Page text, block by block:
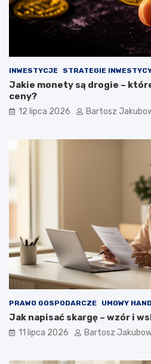
INWESTYCJE STRATEGIE
Jakie monety są drogie –
ceny?
12 lipca 2026 Bartosz
PRAWO GOSPODARCZE UMOWY
Jak napisać skargę – wzór i
11 lipca 2026 Bartosz